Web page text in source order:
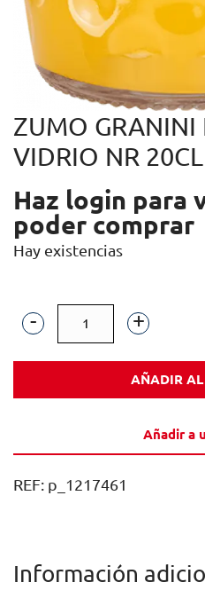
ZUMO GRANINI
VIDRIO NR
Haz login para
poder comprar
Hay existencias
ZUMO
GRANINI
CAJA
AÑADIR AL
Añadir a
REF: p_1217461
Información